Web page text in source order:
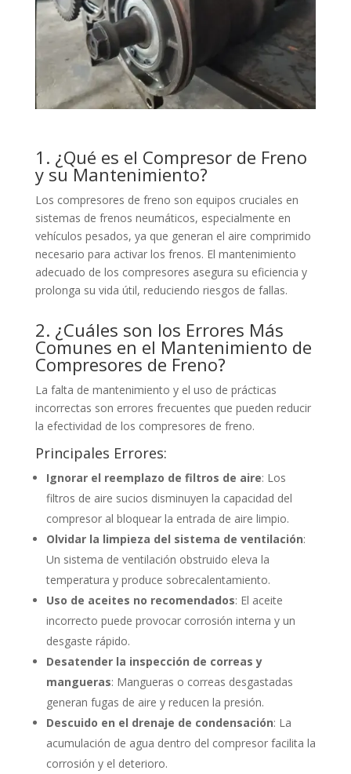
1. ¿Qué es el Compresor de Freno
y su Mantenimiento?
Los compresores de freno son equipos cruciales en
sistemas de frenos neumáticos, especialmente en
vehículos pesados, ya que generan el aire comprimido
necesario para activar los frenos. El mantenimiento
adecuado de los compresores asegura su eficiencia y
prolonga su vida útil, reduciendo riesgos de fallas.
2. ¿Cuáles son los Errores Más
Comunes en el Mantenimiento de
Compresores de Freno?
La falta de mantenimiento y el uso de prácticas
incorrectas son errores frecuentes que pueden reducir
la efectividad de los compresores de freno.
Principales Errores:
Ignorar el reemplazo de filtros de aire: Los
filtros de aire sucios disminuyen la capacidad del
compresor al bloquear la entrada de aire limpio.
Olvidar la limpieza del sistema de ventilación:
Un sistema de ventilación obstruido eleva la
temperatura y produce sobrecalentamiento.
Uso de aceites no recomendados: El aceite
incorrecto puede provocar corrosión interna y un
desgaste rápido.
Desatender la inspección de correas y
mangueras: Mangueras o correas desgastadas
generan fugas de aire y reducen la presión.
Descuido en el drenaje de condensación: La
acumulación de agua dentro del compresor facilita la
corrosión y el deterioro.